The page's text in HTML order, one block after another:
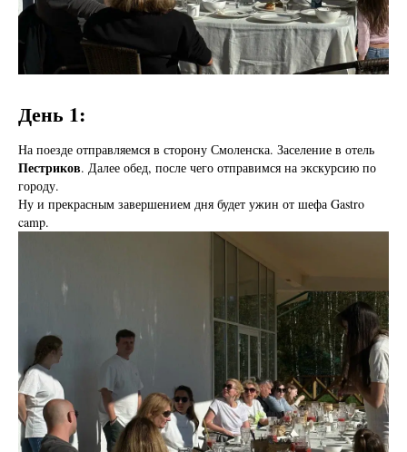
День 1:
На поезде отправляемся в сторону Смоленска. Заселение в отель
Пестриков. Далее обед, после чего отправимся на экскурсию по
городу.
Ну и прекрасным завершением дня будет ужин от шефа Gastro
camp.